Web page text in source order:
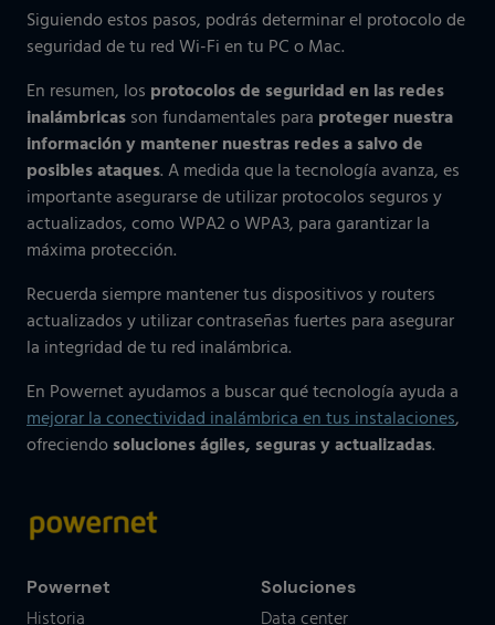
Siguiendo estos pasos, podrás determinar el protocolo de
seguridad de tu red Wi-Fi en tu PC o Mac.
En resumen, los protocolos de seguridad en las redes
inalámbricasson fundamentales para proteger nuestra
información y mantener nuestras redes a salvo de
posibles ataques. A medida que la tecnología avanza, es
importante asegurarse de utilizar protocolos seguros y
actualizados, como WPA2 o WPA3, para garantizar la
máxima protección.
Recuerda siempre mantener tus dispositivos y routers
actualizados y utilizar contraseñas fuertes para asegurar
la integridad de tu red inalámbrica.
En Powernet ayudamos a buscar qué tecnología ayuda a
mejorar la conectividad inalámbrica en tus instalaciones,
ofreciendosoluciones ágiles, seguras y actualizadas.
Powernet Soluciones